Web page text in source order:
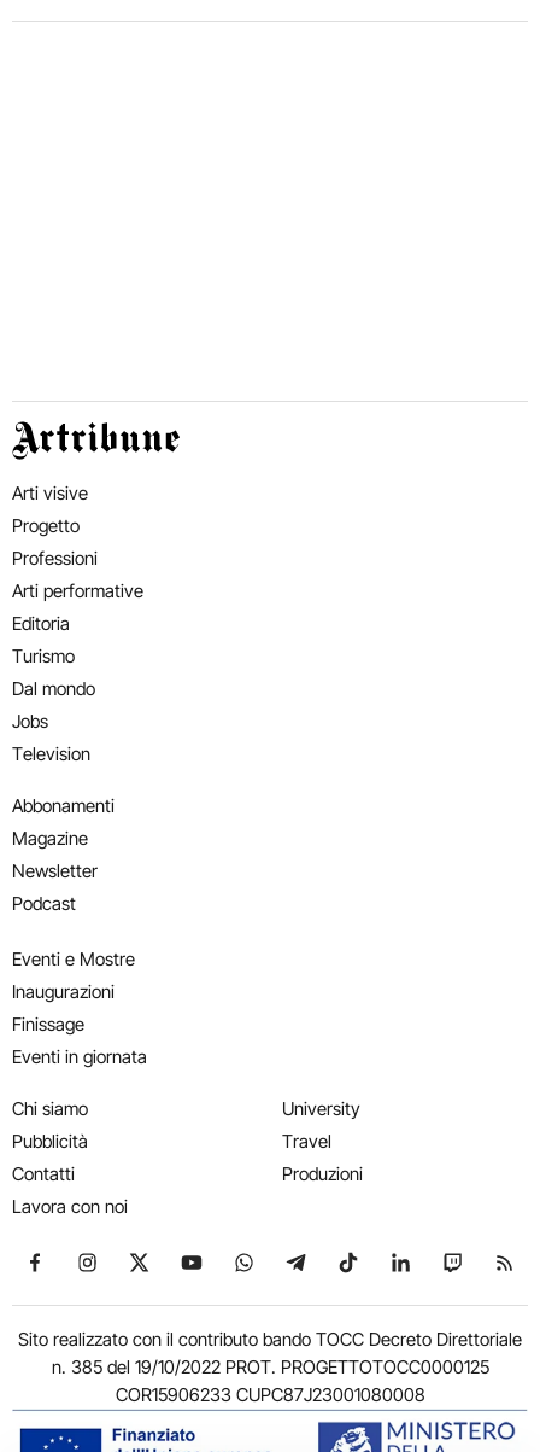
Artribune
Arti visive
Progetto
Professioni
Arti performative
Editoria
Turismo
Dal mondo
Jobs
Television
Abbonamenti
Magazine
Newsletter
Podcast
Eventi e Mostre
Inaugurazioni
Finissage
Eventi in giornata
Chi siamo
Pubblicità
Contatti
Lavora con noi
University
Travel
Produzioni
Seguici su Facebook
Seguici su Instagram
Seguici su X
Seguici su YouTube
Seguici su WhatsApp
Seguici su Telegram
Seguici su TikTok
Seguici su
Seguici
Sito realizzato con il contributo bando TOCC Decreto Direttoriale
n. 385 del 19/10/2022 PROT. PROGETTOTOCC0000125
COR15906233 CUPC87J23001080008